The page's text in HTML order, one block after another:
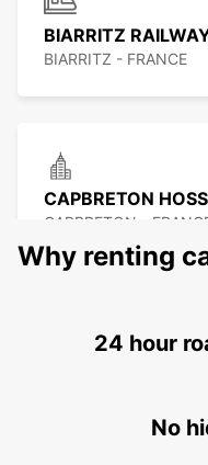
BIARRITZ
BIARRITZ - FRANCE
CAPBRETON
CAPBRETON -
SAN SEBASTIAN
Why renting
24 hour
No